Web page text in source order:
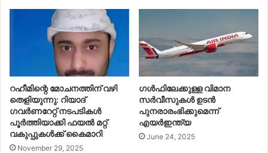
റഹീമിന്റെ മോചനത്തിന് വഴി
തെളിയുന്നു: റിയാദ്
ഗവർണറേറ്റ് നടപടികൾ
പൂർത്തിയാക്കി ഫയൽ മറ്റ്
വകുപ്പുകൾക്ക് കൈമാറി
November 29, 2025
ഗൾഫിലേക്കുള്ള വിമാന
സർവീസുകൾ ഉടൻ
പുനരാരംഭിക്കുമെന്ന്
എയർഇന്ത്യ
June 24, 2025